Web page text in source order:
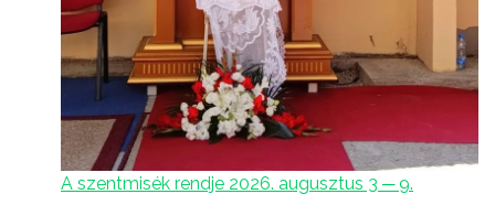
A szentmisék rendje 2026. augusztus 3 ─ 9.